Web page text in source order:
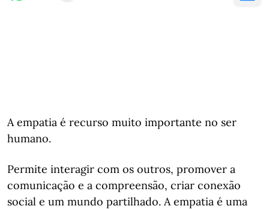
A empatia é recurso muito importante no ser
humano.
Permite interagir com os outros, promover a
comunicação e a compreensão, criar conexão
social e um mundo partilhado. A empatia é uma